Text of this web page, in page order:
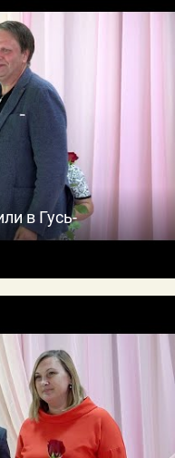
в Гусь-